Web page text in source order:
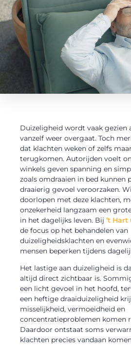
Duizeligheid wordt vaak gezien
vanzelf weer overgaat. Toch
dat klachten weken of zelfs
terugkomen. Autorijden voelt
winkels geven spanning en
zoals omdraaien in bed kunnen
draaierig gevoel veroorzaken.
doorlopen met deze klachten,
onzekerheid langzaam een
in het dagelijks leven. Bij’t
de focus op het behandelen van
duizeligheidsklachten en
mensen beperken tijdens
Het lastige aan duizeligheid is
altijd direct zichtbaar is.
een licht gevoel in het hoofd,
een heftige draaiduizeligheid
misselijkheid, vermoeidheid en
concentratieproblemen komen
Daardoor ontstaat soms
klachten precies vandaan